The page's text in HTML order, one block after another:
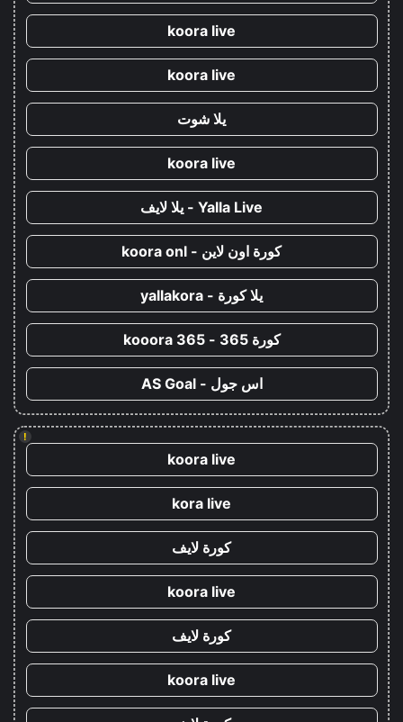
koora live
koora live
يلا شوت
koora live
Yalla Live - يلا لايف
كورة اون لاين - koora onl
يلا كورة - yallakora
كورة 365 - kooora 365
اس جول - AS Goal
!
koora live
kora live
كورة لايف
koora live
كورة لايف
koora live